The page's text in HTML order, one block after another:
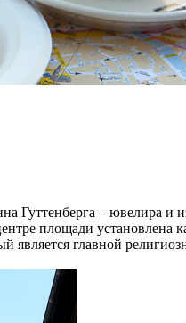
Гуттенберга – ювелира и
площади установлена
является главной